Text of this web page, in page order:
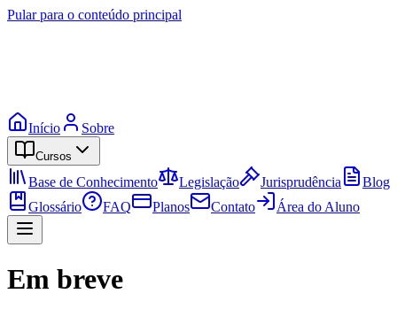
Pular para o conteúdo principal
Início Sobre
Cursos
Base de Conhecimento Legislação Jurisprudência
Blog
Glossário
FAQ Planos Contato Área do Aluno
Em breve